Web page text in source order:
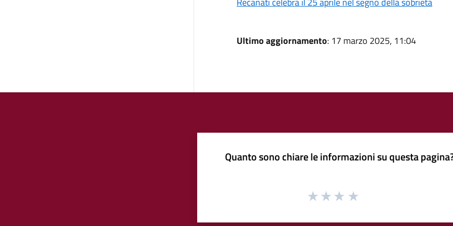
Ultimo aggiornamento: 17 marzo 2025, 11:04
Quanto sono chiare le informazioni su questa